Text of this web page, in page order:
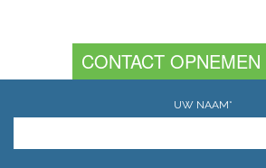
CONTACT OPNEMEN
UW NAAM*